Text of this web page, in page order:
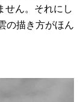
せん。それにし
の描き方がほん